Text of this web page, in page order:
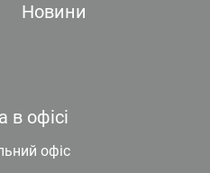
Новини
в офісі
офіс